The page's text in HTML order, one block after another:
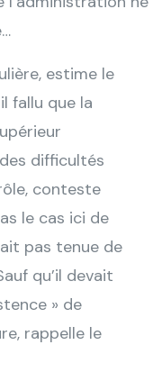
estime le
fallu que la
difficultés
conteste
le cas ici de
pas tenue de
qu’il devait
» de
rappelle le